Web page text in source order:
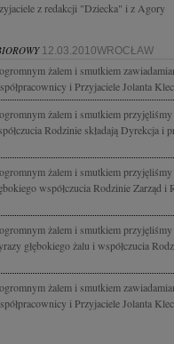
z redakcji "Dziecka" i z Agory
12.03.2010WROCŁAW
żalem i smutkiem
i Przyjaciele Jolanta
żalem i smutkiem
Rodzinie składają Dyrekcja i
żalem i smutkiem
współczucia Rodzinie Zarząd i
żalem i smutkiem
głębokiego żalu i współczucia
żalem i smutkiem
i Przyjaciele Jolanta